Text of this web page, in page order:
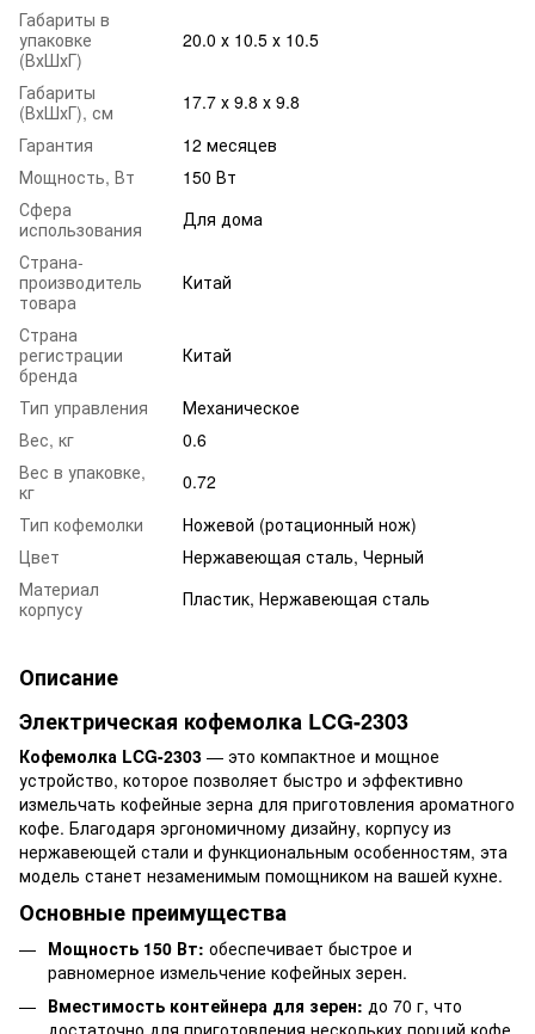
Габариты в
упаковке
(ВхШхГ)
20.0 х 10.5 х 10.5
Габариты
(ВхШхГ), см
17.7 х 9.8 х 9.8
Гарантия
12 месяцев
Мощность, Вт
150 Вт
Сфера
использования
Для дома
Страна-
производитель
товара
Китай
Страна
регистрации
бренда
Китай
Тип управления
Механическое
Вес, кг
0.6
Вес в упаковке,
кг
0.72
Тип кофемолки
Ножевой (ротационный нож)
Цвет
Нержавеющая сталь, Черный
Материал
корпусу
Пластик, Нержавеющая сталь
Описание
Электрическая кофемолка LCG-2303
Кофемолка LCG-2303 — это компактное и мощное
устройство, которое позволяет быстро и эффективно
измельчать кофейные зерна для приготовления ароматного
кофе. Благодаря эргономичному дизайну, корпусу из
нержавеющей стали и функциональным особенностям, эта
модель станет незаменимым помощником на вашей кухне.
Основные преимущества
Мощность 150 Вт: обеспечивает быстрое и
равномерное измельчение кофейных зерен.
Вместимость контейнера для зерен: до 70 г, что
достаточно для приготовления нескольких порций кофе